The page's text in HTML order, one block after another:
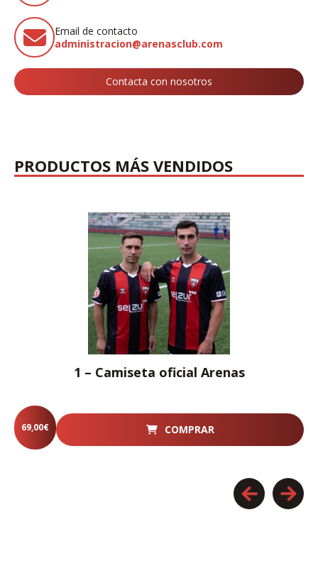
Email de contacto
administracion@arenasclub.com
Contacta con nosotros
PRODUCTOS MÁS VENDIDOS
1 – Camiseta oficial Arenas
69,00€ COMPRAR